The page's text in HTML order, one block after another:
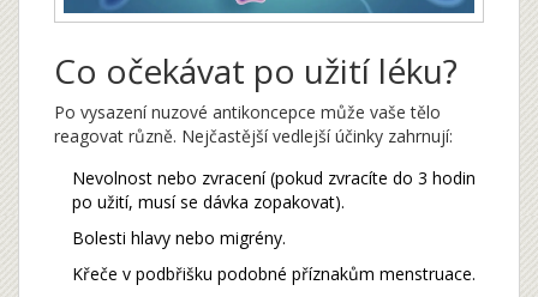
Co očekávat po užití léku?
Po vysazení nuzové antikoncepce může vaše tělo
reagovat různě. Nejčastější vedlejší účinky zahrnují:
Nevolnost nebo zvracení (pokud zvracíte do 3 hodin
po užití, musí se dávka zopakovat).
Bolesti hlavy nebo migrény.
Křeče v podbřišku podobné příznakům menstruace.